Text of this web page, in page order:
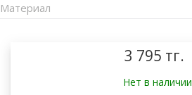
Материал
3 795 тг.
Нет в наличии